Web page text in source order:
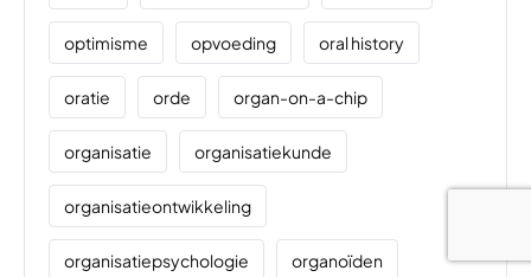
optimisme opvoeding oral history
oratie orde organ-on-a-chip
organisatie organisatiekunde
organisatieontwikkeling
organisatiepsychologie organoïden